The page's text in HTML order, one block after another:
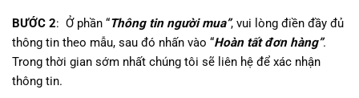
BƯỚC 2: Ở phần “Thông tin người mua”, vui lòng điền đầy đủ
thông tin theo mẫu, sau đó nhấn vào “Hoàn tất đơn hàng”.
Trong thời gian sớm nhất chúng tôi sẽ liên hệ để xác nhận
thông tin.